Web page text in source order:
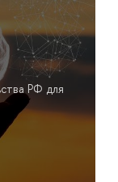
РФ для